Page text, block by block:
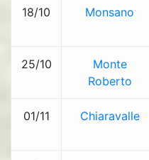
18/10 Monsano
25/10
Monte
Roberto
01/11 Chiaravalle